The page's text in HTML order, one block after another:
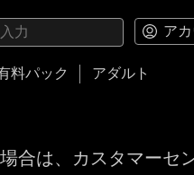
ア
料パック アダルト
合は、カスタマーセ